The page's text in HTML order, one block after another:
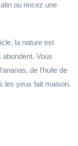
ou rincez une
la nature est
Vous
de l’huile de
les yeux fait maison.